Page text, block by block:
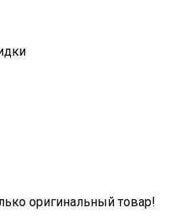
оригинальный товар!